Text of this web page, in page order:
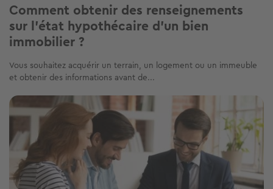
Comment obtenir des renseignements
sur l'état hypothécaire d'un bien
immobilier ?
Vous souhaitez acquérir un terrain, un logement ou un immeuble
et obtenir des informations avant de...
Image